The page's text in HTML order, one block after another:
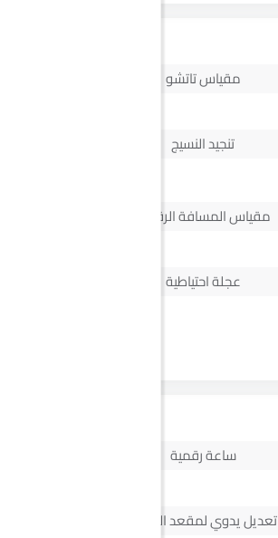
مقياس تاتشو
تنجيد النسيج
مقياس المسافة الرقمي
عجلة احتياطية
ساعة رقمية
تعديل يدوي لمقعد السائق